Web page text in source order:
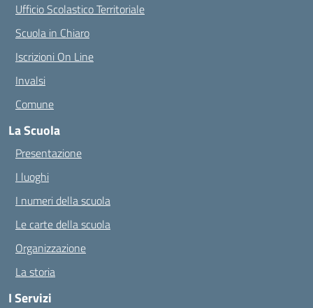
Ufficio Scolastico Territoriale
Scuola in Chiaro
Iscrizioni On Line
Invalsi
Comune
La Scuola
Presentazione
I luoghi
I numeri della scuola
Le carte della scuola
Organizzazione
La storia
I Servizi